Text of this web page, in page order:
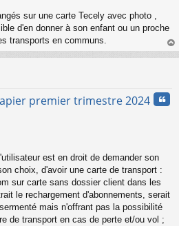
sur une carte Tecely avec photo ,
d'en donner à son enfant ou un proche
transports en communs.
au
premier trimestre 2024
est en droit de demander son
choix, d'avoir une carte de transport :
sur carte sans dossier client dans les
le rechargement d'abonnements, serait
mais n'offrant pas la possibilité
de transport en cas de perte et/ou vol ;